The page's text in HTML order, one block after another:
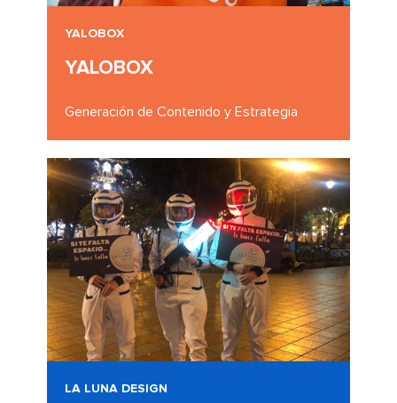
YALOBOX
YALOBOX
Generación de Contenido y Estrategia
LA LUNA DESIGN